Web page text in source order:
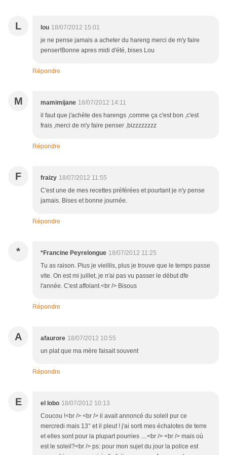
L lou 18/07/2012 15:01
je ne pense jamais a acheter du hareng merci de m'y faire
penser!Bonne apres midi d'été, bises Lou
Répondre
M mamimijane 18/07/2012 14:11
il faut que j'achète des harengs ,comme ça c'est bon ,c'est
frais ,merci de m'y faire penser ,bizzzzzzzz
Répondre
F fraizy 18/07/2012 11:55
C'est une de mes recettes préférées et pourtant je n'y pense
jamais. Bises et bonne journée.
Répondre
* *Francine Peyrelongue 18/07/2012 11:25
Tu as raison. Plus je vieillis, plus je trouve que le temps passe
vite. On est mi juillet, je n'ai pas vu passer le début dfe
l'année. C'est affolant.<br /> Bisous
Répondre
A afaurore 18/07/2012 10:55
un plat que ma mère faisait souvent
Répondre
E el lobo 18/07/2012 10:13
Coucou !<br /> <br /> il avait annoncé du soleil pur ce
mercredi mais 13° et il pleut ! j'ai sorti mes échalotes de terre
et elles sont pour la plupart pourries ....<br /> <br /> mais où
est le soleil?<br /> ps: pour mon sujet du jour la police est